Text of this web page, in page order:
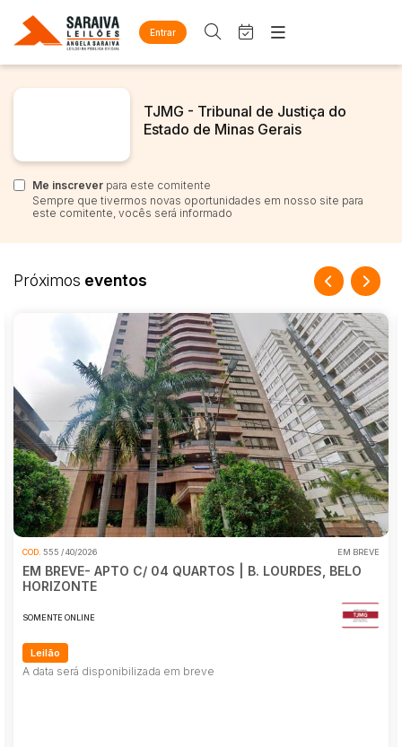
Entrar
Criar conta
Site
Busca por categoria
Diversos
Combustível
Eletros/eletrônicos
Eletrodoméstico
Equipamentos
Industrial
Imóveis
Apartamento
Apartamentos
Casa
Comercial
Imóvel
Lote
Lote/Terreno
Rural
Sala
Busca por palavra-chave
Bairro
Extrajudiciais
Faixa de valor
até R$
Pesquisar
Quem Somos
Eventos
Fale Conosco
TJMG - Tribunal de Justiça do
Estado de Minas Gerais
Me inscrever para este comitente
Sempre que tivermos novas oportunidades em nosso site para
este comitente, vocês será informado
Próximos eventos
COD. 555 / 40/2026 EM BREVE
EM BREVE- APTO C/ 04 QUARTOS | B. LOURDES, BELO
HORIZONTE
SOMENTE ONLINE
Leilão
A data será disponibilizada em breve